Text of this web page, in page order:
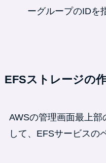
ーグループのIDを
EFSストレージの
AWSの管理画面最上
して、EFSサービスの